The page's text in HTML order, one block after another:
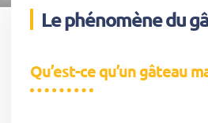
Le phénomène du
Qu’est-ce qu’un gâteau